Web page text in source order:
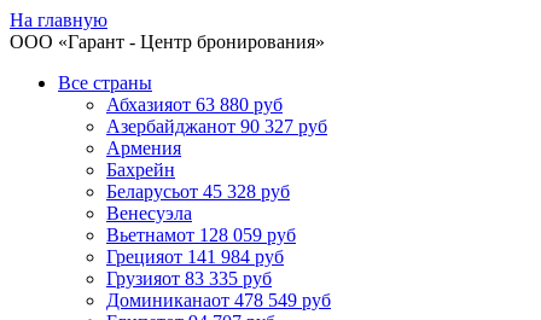
На главную
ООО «Гарант - Центр бронирования»
Все страны
Абхазияот 63 880 руб
Азербайджанот 90 327 руб
Армения
Бахрейн
Беларусьот 45 328 руб
Венесуэла
Вьетнамот 128 059 руб
Грецияот 141 984 руб
Грузияот 83 335 руб
Доминиканаот 478 549 руб